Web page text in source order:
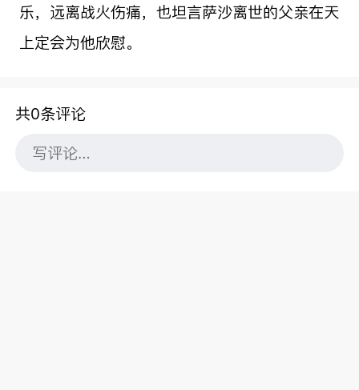
乐，远离战火伤痛，也坦言萨沙离世的父亲在天
上定会为他欣慰。
共0条评论